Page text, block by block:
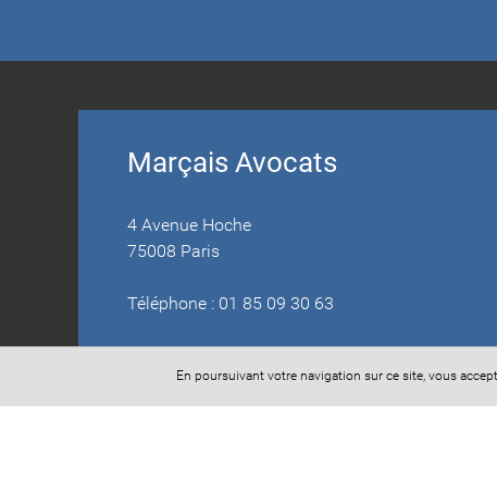
Marçais Avocats
4 Avenue Hoche
75008 Paris
Téléphone : 01 85 09 30 63
En poursuivant votre navigation sur ce site, vous